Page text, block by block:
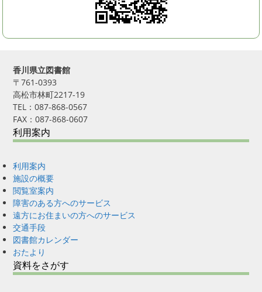
香川県立図書館
〒761-0393
高松市林町2217-19
TEL：087-868-0567
FAX：087-868-0607
利用案内
利用案内
施設の概要
閲覧室案内
障害のある方へのサービス
遠方にお住まいの方へのサービス
交通手段
図書館カレンダー
おたより
資料をさがす